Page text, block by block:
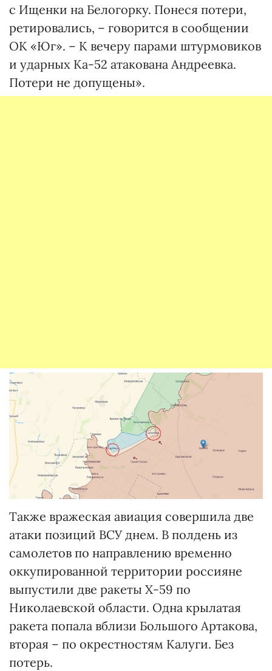
с Ищенки на Белогорку. Понеся потери,
ретировались, – говорится в сообщении
ОК «Юг». – К вечеру парами штурмовиков
и ударных Ка-52 атакована Андреевка.
Потери не допущены».
Также вражеская авиация совершила две
атаки позиций ВСУ днем. В полдень из
самолетов по направлению временно
оккупированной территории россияне
выпустили две ракеты Х-59 по
Николаевской области. Одна крылатая
ракета попала вблизи Большого Артакова,
вторая – по окрестностям Калуги. Без
потерь.